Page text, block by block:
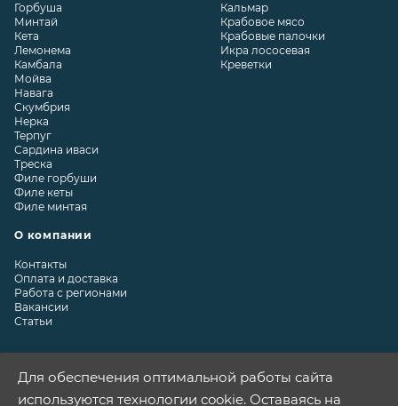
О компании
Контакты
Оплата и доставка
Работа с регионами
Вакансии
Статьи
Горбуша
Минтай
Кета
Лемонема
Камбала
Мойва
Навага
Скумбрия
Нерка
Терпуг
Сардина иваси
Треска
Филе горбуши
Филе кеты
Филе минтая
Кальмар
Крабовое мясо
Крабовые палочки
Икра лососевая
Креветки
Для обеспечения оптимальной работы сайта
используются технологии cookie. Оставаясь на